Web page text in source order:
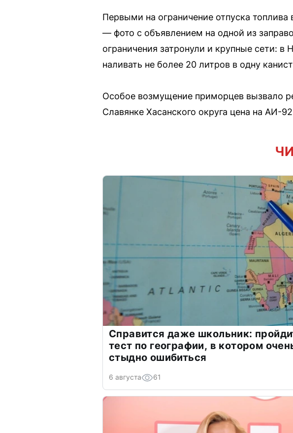
Первыми на ограничение отпуска
— фото с объявлением на одной из
ограничения затронули и крупные сети:
наливать не более 20 литров в одну
Особое возмущение приморцев вызвало
Славянке Хасанского округа цена на АИ-
Справится даже школьник:
тест по географии, в котором
стыдно ошибиться
6 августа 61